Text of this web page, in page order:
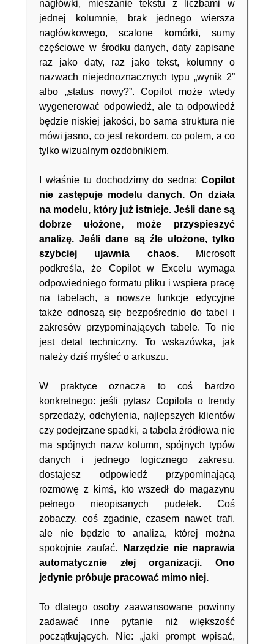
nagłówki, mieszanie tekstu z liczbami w
jednej kolumnie, brak jednego wiersza
nagłówkowego, scalone komórki, sumy
częściowe w środku danych, daty zapisane
raz jako daty, raz jako tekst, kolumny o
nazwach niejednoznacznych typu „wynik 2”
albo „status nowy?”. Copilot może wtedy
wygenerować odpowiedź, ale ta odpowiedź
będzie niskiej jakości, bo sama struktura nie
mówi jasno, co jest rekordem, co polem, a co
tylko wizualnym ozdobnikiem.
I właśnie tu dochodzimy do sedna: Copilot
nie zastępuje modelu danych. On działa
na modelu, który już istnieje. Jeśli dane są
dobrze ułożone, może przyspieszyć
analizę. Jeśli dane są źle ułożone, tylko
szybciej ujawnia chaos.Microsoft
podkreśla, że Copilot w Excelu wymaga
odpowiedniego formatu pliku i wspiera pracę
na tabelach, a nowsze funkcje edycyjne
także odnoszą się bezpośrednio do tabel i
zakresów przypominających tabele. To nie
jest detal techniczny. To wskazówka, jak
należy dziś myśleć o arkuszu.
W praktyce oznacza to coś bardzo
konkretnego: jeśli pytasz Copilota o trendy
sprzedaży, odchylenia, najlepszych klientów
czy podejrzane spadki, a tabela źródłowa nie
ma spójnych nazw kolumn, spójnych typów
danych i jednego logicznego zakresu,
dostajesz odpowiedź przypominającą
rozmowę z kimś, kto wszedł do magazynu
pełnego nieopisanych pudełek. Coś
zobaczy, coś zgadnie, czasem nawet trafi,
ale nie będzie to analiza, której można
spokojnie zaufać.
Narzędzie nie naprawia
automatycznie złej organizacji. Ono
jedynie próbuje pracować mimo niej.
To dlatego osoby zaawansowane powinny
zadawać inne pytanie niż większość
początkujących. Nie: „jaki prompt wpisać,